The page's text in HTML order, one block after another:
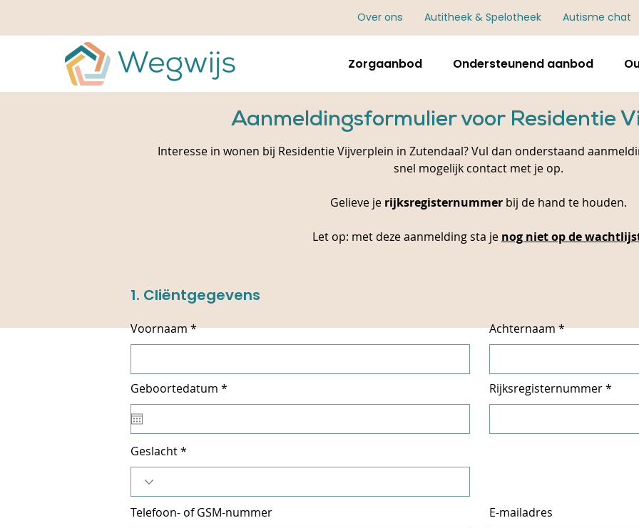
Over ons Autitheek & Spelotheek Autisme chat
Zorgaanbod Ondersteunend aanbod
Aanmeldingsformulier voor Residentie
Interesse in wonen bij Residentie Vijverplein in Zutendaal? Vul dan onderstaand
snel mogelijk contact met je op.
Gelieve je rijksregisternummer bij de hand te houden.
Let op: met deze aanmelding sta je nog niet op de
1. Cliëntgegevens
Voornaam
Geboortedatum *
i
d
Achternaam
Rijksregisternummer
Geslacht
Telefoon- of GSM-nummer E-mailadres